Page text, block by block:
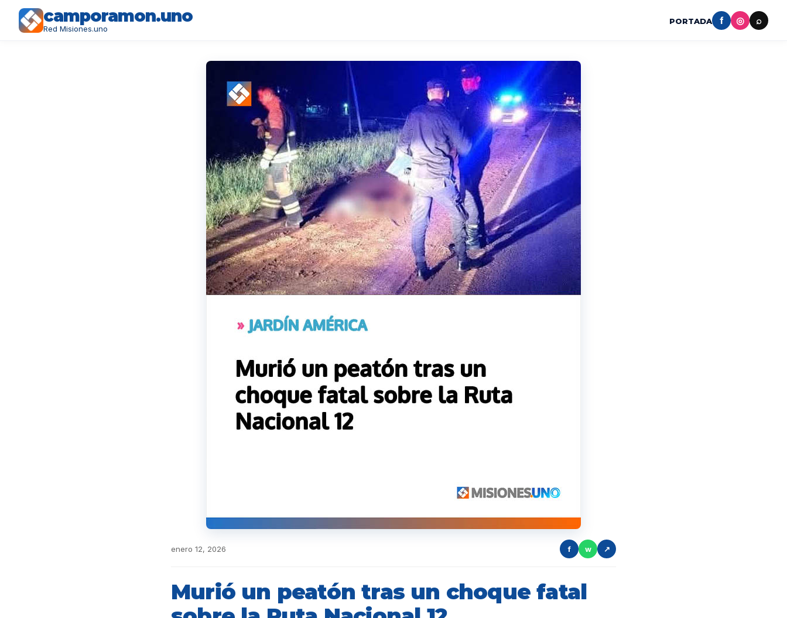
camporamon.uno
Red Misiones.uno
PORTADA f ◎ ⌕
enero 12, 2026 f w ↗
Murió un peatón tras un choque fatal